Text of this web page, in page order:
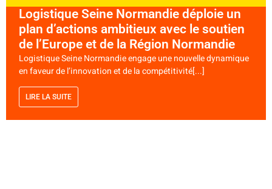
Logistique Seine Normandie déploie un
plan d’actions ambitieux avec le soutien
de l’Europe et de la Région Normandie
Logistique Seine Normandie engage une nouvelle dynamique
en faveur de l’innovation et de la compétitivité[...]
LIRE LA SUITE